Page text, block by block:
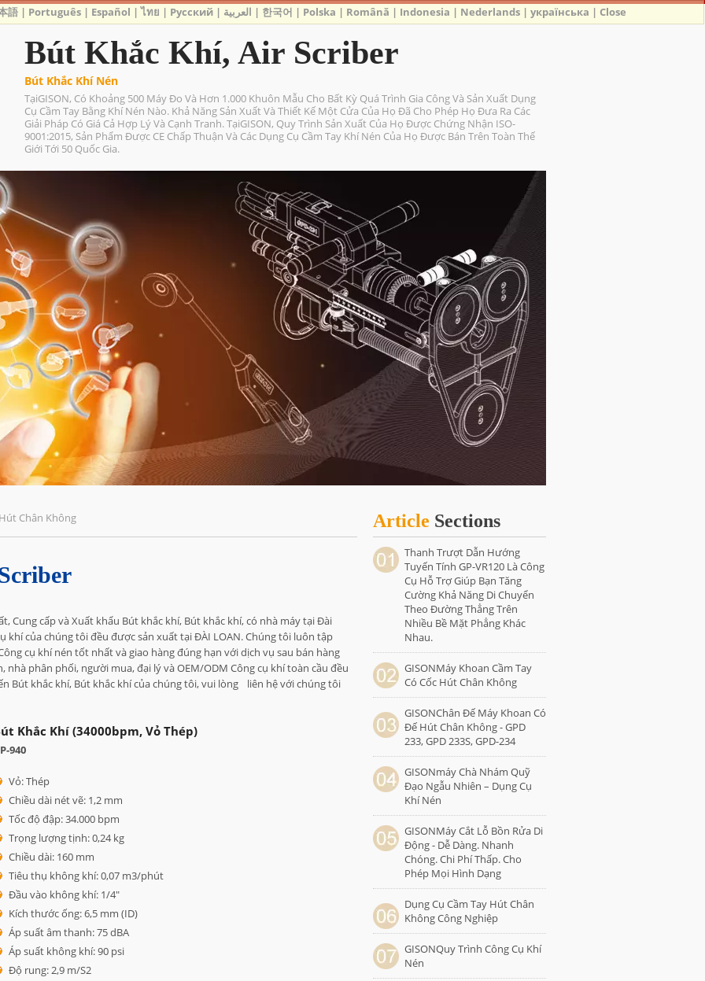
Bút Khắc Khí, Air Scriber
Bút Khắc Khí Nén
TạiGISON, Có Khoảng 500 Máy Đo Và Hơn 1.000 Khuôn Mẫu Cho Bất Kỳ Quá Trình Gia Công Và Sản Xuất Dụng
Cụ Cầm Tay Bằng Khí Nén Nào. Khả Năng Sản Xuất Và Thiết Kế Một Cửa Của Họ Đã Cho Phép Họ Đưa Ra Các
Giải Pháp Có Giá Cả Hợp Lý Và Cạnh Tranh. TạiGISON, Quy Trình Sản Xuất Của Họ Được Chứng Nhận ISO-
9001:2015, Sản Phẩm Được CE Chấp Thuận Và Các Dụng Cụ Cầm Tay Khí Nén Của Họ Được Bán Trên Toàn Thế
Giới Tới 50 Quốc Gia.
Chân Không
Cung cấp và Xuất khẩu Bút khắc khí, Bút khắc khí, có nhà máy tại Đài
khí của chúng tôi đều được sản xuất tại ĐÀI LOAN. Chúng tôi luôn tập
cụ khí nén tốt nhất và giao hàng đúng hạn với dịch vụ sau bán hàng
nhà phân phối, người mua, đại lý và OEM/ODM Công cụ khí toàn cầu đều
Bút khắc khí, Bút khắc khí của chúng tôi, vui lòng
liên hệ với chúng tôi
Khắc Khí (34000bpm, Vỏ Thép)
940
Vỏ: Thép
Chiều dài nét vẽ: 1,2 mm
Tốc độ đập: 34.000 bpm
Trọng lượng tịnh: 0,24 kg
Chiều dài: 160 mm
Tiêu thụ không khí: 0,07 m3/phút
Đầu vào không khí: 1/4"
Kích thước ống: 6,5 mm (ID)
Áp suất âm thanh: 75 dBA
Áp suất không khí: 90 psi
Độ rung: 2,9 m/S2
Article Sections
Thanh Trượt Dẫn Hướng
Tuyến Tính GP-VR120 Là Công
Cụ Hỗ Trợ Giúp Bạn Tăng
Cường Khả Năng Di Chuyển
Theo Đường Thẳng Trên
Nhiều Bề Mặt Phẳng Khác
Nhau.
GISONMáy Khoan Cầm Tay
Có Cốc Hút Chân Không
GISONChân Đế Máy Khoan Có
Đế Hút Chân Không - GPD
233, GPD 233S, GPD-234
GISONmáy Chà Nhám Quỹ
Đạo Ngẫu Nhiên – Dụng Cụ
Khí Nén
GISONMáy Cắt Lỗ Bồn Rửa Di
Động - Dễ Dàng. Nhanh
Chóng. Chi Phí Thấp. Cho
Phép Mọi Hình Dạng
Dụng Cụ Cầm Tay Hút Chân
Không Công Nghiệp
GISONQuy Trình Công Cụ Khí
Nén
語 | Português | Español |ไทย | Русский | العربية | 한국어 | Polska | Română | Indonesia | Nederlands |українська | Close